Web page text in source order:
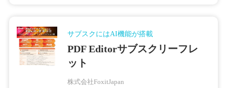
サブスクにはAI機能が搭載
PDF Editorサブスクリーフレ
ット
株式会社FoxitJapan